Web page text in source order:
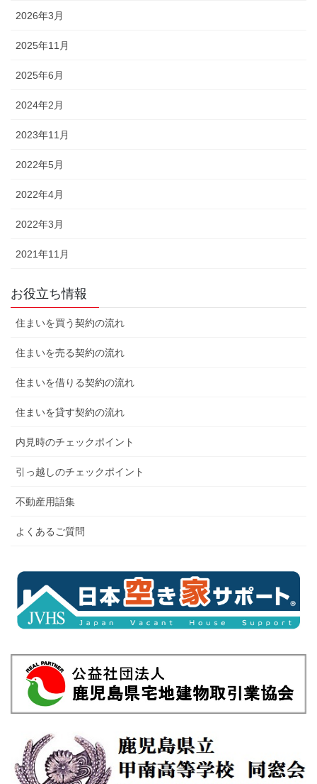
2026年3月
2025年11月
2025年6月
2024年2月
2023年11月
2022年5月
2022年4月
2022年3月
2021年11月
お役立ち情報
住まいを買う契約の流れ
住まいを売る契約の流れ
住まいを借りる契約の流れ
住まいを貸す契約の流れ
内見時のチェックポイント
引っ越しのチェックポイント
不動産用語集
よくあるご質問